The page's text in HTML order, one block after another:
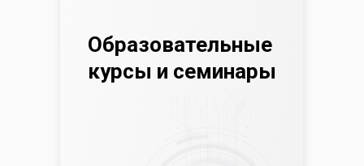
Образовательные
курсы и семинары